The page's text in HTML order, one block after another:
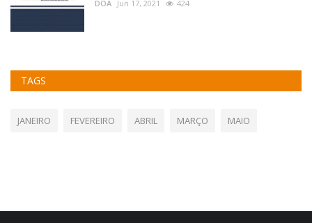
DOA Jun 17, 2021 424
TAGS
JANEIRO FEVEREIRO ABRIL MARÇO MAIO